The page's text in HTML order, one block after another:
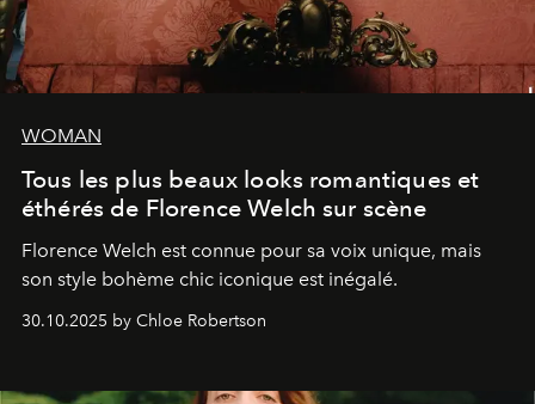
WOMAN
Tous les plus beaux looks romantiques et
éthérés de Florence Welch sur scène
Florence Welch est connue pour sa voix unique, mais
son style bohème chic iconique est inégalé.
30.10.2025 by Chloe Robertson